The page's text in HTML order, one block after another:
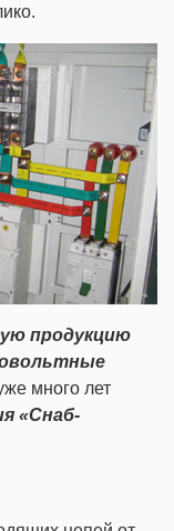
продукцию
много лет
«Снаб-